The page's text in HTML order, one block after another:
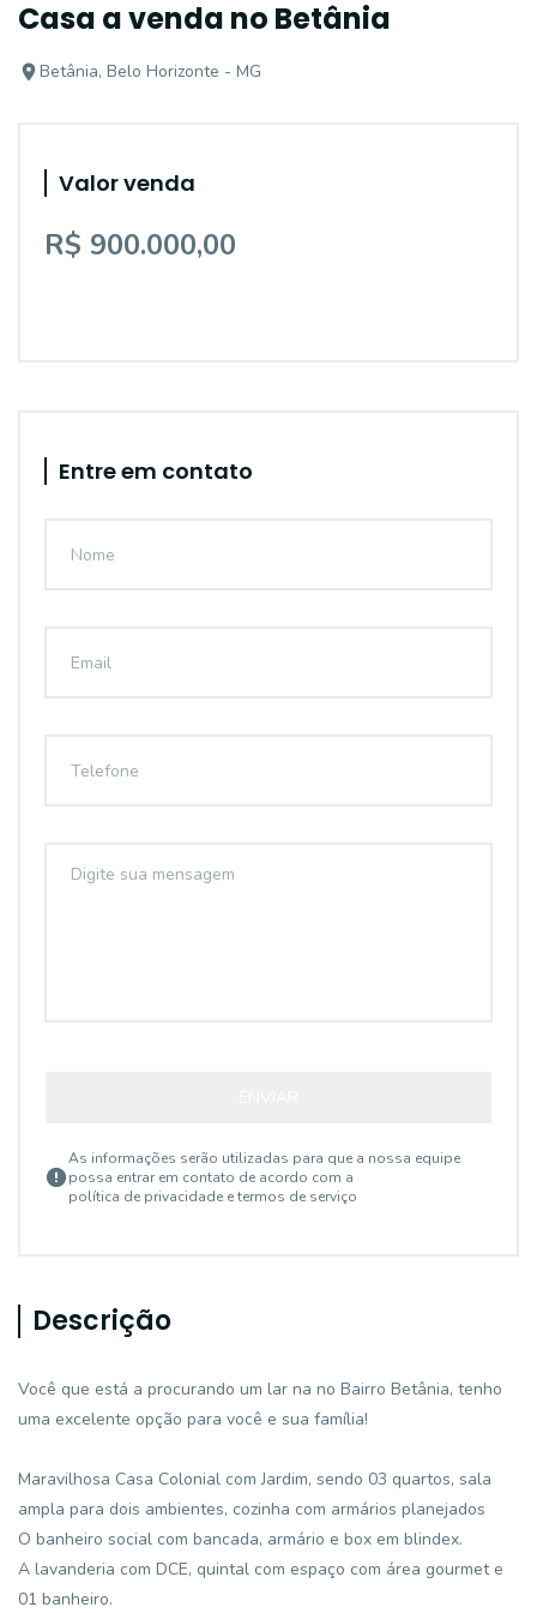
Casa a venda no Betânia
Betânia, Belo Horizonte - MG
Valor venda
R$ 900.000,00
Entre em contato
As informações serão utilizadas para que a nossa equipe
possa entrar em contato de acordo com a
política de privacidade e termos de serviço
Descrição
Você que está a procurando um lar na no Bairro Betânia, tenho
uma excelente opção para você e sua família!
Maravilhosa Casa Colonial com Jardim, sendo 03 quartos, sala
ampla para dois ambientes, cozinha com armários planejados
O banheiro social com bancada, armário e box em blindex.
A lavanderia com DCE, quintal com espaço com área gourmet e
01 banheiro.